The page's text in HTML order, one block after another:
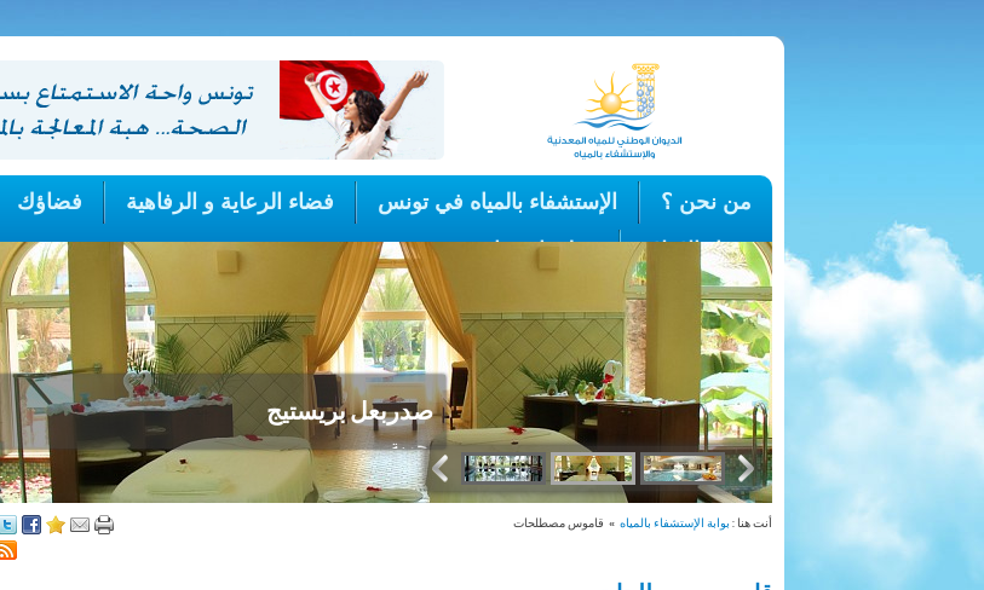
من نحن ؟ الإستشفاء بالمياه في تونس فضاء الرعاية و الرفاهية فضاؤك
فضاء الإعلام
معلومات هامة
صدربعل بريستيج
جربة
أنت هنا : بوابة الإستشفاء بالمياه » قاموس مصطلحات